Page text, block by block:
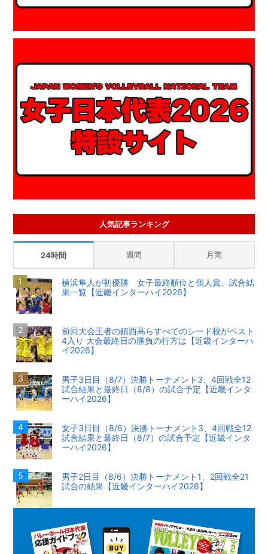
人気記事ランキング
24時間 週間 月間
横浜隼人が初優勝 女子最終順位と個人賞、試合結
果一覧【近畿インターハイ2026】
前回大会王者の鎮西高らすべてのシード校がベスト
4入り 大会最終日の勝負の行方は【近畿インターハ
イ2026】
男子3日目（8/7）決勝トーナメント3、4回戦全12
試合結果と最終日（8/8）の試合予定【近畿インタ
ーハイ2026】
女子3日目（8/6）決勝トーナメント3、4回戦全12
試合結果と最終日（8/7）の試合予定【近畿インタ
ーハイ2026】
男子2日目（8/6）決勝トーナメント1、2回戦全21
試合の結果【近畿インターハイ2026】